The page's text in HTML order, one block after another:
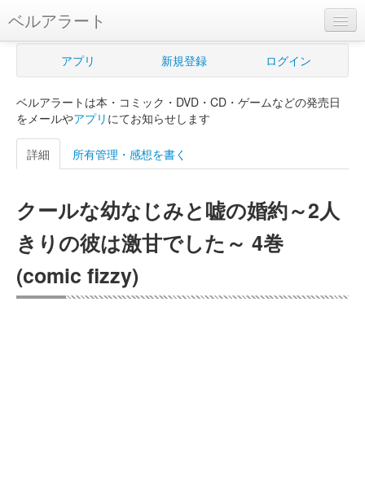
ベルアラート
ベルアラートとは
新規登録
ログイン
購入管理
Myシェルフ
プレミアム
アプリ 新規登録 ログイン
ベルアラートは本・コミック・DVD・CD・ゲームなどの発売日
をメールやアプリ にてお知らせします
詳細 所有管理・感想を書く
クールな幼なじみと嘘の婚約～2人
きりの彼は激甘でした～ 4巻
(comic fizzy)